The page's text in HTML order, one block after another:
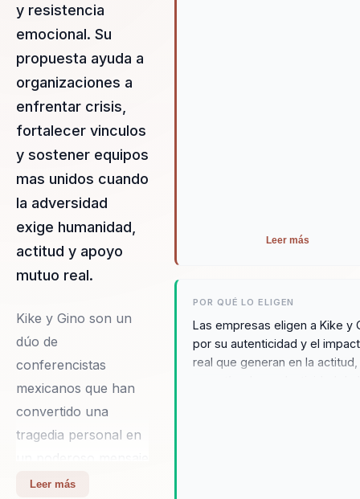
y resistencia
emocional. Su
propuesta ayuda a
organizaciones a
enfrentar crisis,
fortalecer vinculos
y sostener equipos
mas unidos cuando
la adversidad
exige humanidad,
actitud y apoyo
mutuo real.
Kike y Gino son un
dúo de
conferencistas
mexicanos que han
convertido una
tragedia personal en
de vida. En 2010, Kike
Leer más
Leer más
POR QUÉ LO ELIGEN
Las empresas eligen a Kike y
por su autenticidad y el
real que generan en la actitud,